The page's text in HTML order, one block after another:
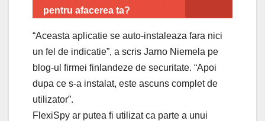
pentru afacerea ta?
“Aceasta aplicatie se auto-instaleaza fara nici
un fel de indicatie”, a scris Jarno Niemela pe
blog-ul firmei finlandeze de securitate. “Apoi
dupa ce s-a instalat, este ascuns complet de
utilizator”.
FlexiSpy ar putea fi utilizat ca parte a unui